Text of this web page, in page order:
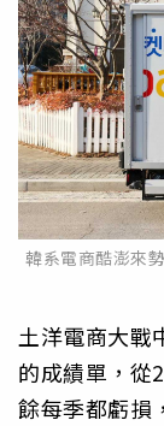
韓系電商酷澎來
土洋電商大戰
的成績單，從
餘每季都虧損